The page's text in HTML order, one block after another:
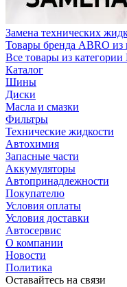
Замена технических
Товары бренда ABRO из
Все товары из категории
Каталог
Шины
Диски
Масла и смазки
Фильтры
Технические жидкости
Автохимия
Запасные части
Аккумуляторы
Автопринадлежности
Покупателю
Условия оплаты
Условия доставки
Автосервис
О компании
Новости
Политика
Оставайтесь на связи